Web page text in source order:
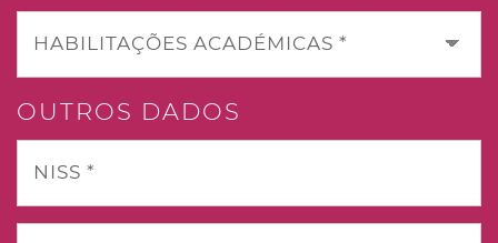
HABILITAÇÕES ACADÉMICAS *
OUTROS DADOS
NISS *